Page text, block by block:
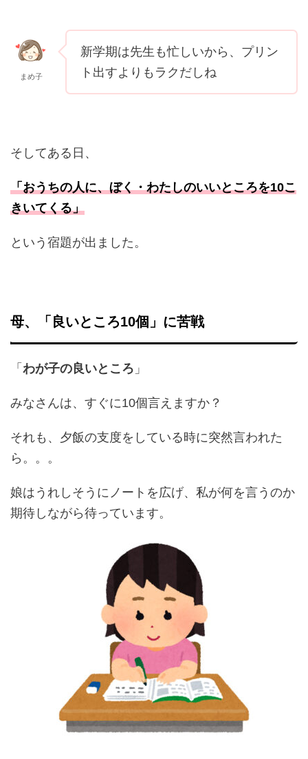
まめ子
新学期は先生も忙しいから、プリン
ト出すよりもラクだしね
そしてある日、
「おうちの人に、ぼく・わたしのいいところを10こ
きいてくる」
という宿題が出ました。
母、「良いところ10個」に苦戦
「 わが子の良いところ 」
みなさんは、すぐに10個言えますか？
それも、夕飯の支度をしている時に突然言われた
ら。。。
娘はうれしそうにノートを広げ、私が何を言うのか
期待しながら待っています。